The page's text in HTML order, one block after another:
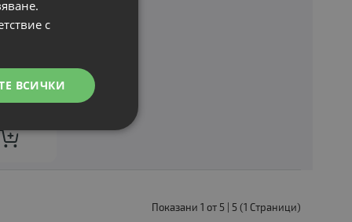
Показани 1 от 5 | 5 (1 Страници)
с
ВСИЧКИ